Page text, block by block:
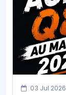
03 Jul 2026